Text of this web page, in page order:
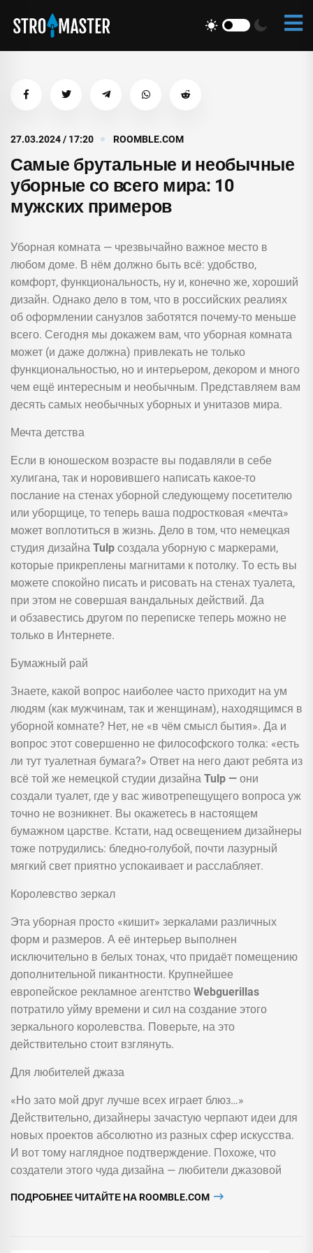
27.03.2024 / 17:20 ROOMBLE.COM
Самые брутальные и необычные
уборные со всего мира: 10
мужских примеров
Уборная комната — чрезвычайно важное место в
любом доме. В нём должно быть всё: удобство,
комфорт, функциональность, ну и, конечно же, хороший
дизайн. Однако дело в том, что в российских реалиях
об оформлении санузлов заботятся почему-то меньше
всего. Сегодня мы докажем вам, что уборная комната
может (и даже должна) привлекать не только
функциональностью, но и интерьером, декором и много
чем ещё интересным и необычным. Представляем вам
десять самых необычных уборных и унитазов мира.
Мечта детства
Если в юношеском возрасте вы подавляли в себе
хулигана, так и норовившего написать какое-то
послание на стенах уборной следующему посетителю
или уборщице, то теперь ваша подростковая «мечта»
может воплотиться в жизнь. Дело в том, что немецкая
студия дизайна Tulp создала уборную с маркерами,
которые прикреплены магнитами к потолку. То есть вы
можете спокойно писать и рисовать на стенах туалета,
при этом не совершая вандальных действий. Да
и обзавестись другом по переписке теперь можно не
только в Интернете.
Бумажный рай
Знаете, какой вопрос наиболее часто приходит на ум
людям (как мужчинам, так и женщинам), находящимся в
уборной комнате? Нет, не «в чём смысл бытия». Да и
вопрос этот совершенно не философского толка: «есть
ли тут туалетная бумага?» Ответ на него дают ребята из
всё той же немецкой студии дизайна Tulp — они
создали туалет, где у вас животрепещущего вопроса уж
точно не возникнет. Вы окажетесь в настоящем
бумажном царстве. Кстати, над освещением дизайнеры
тоже потрудились: бледно-голубой, почти лазурный
мягкий свет приятно успокаивает и расслабляет.
Королевство зеркал
Эта уборная просто «кишит» зеркалами различных
форм и размеров. А её интерьер выполнен
исключительно в белых тонах, что придаёт помещению
дополнительной пикантности. Крупнейшее
европейское рекламное агентство Webguerillas
потратило уйму времени и сил на создание этого
зеркального королевства. Поверьте, на это
действительно стоит взглянуть.
Для любителей джаза
«Но зато мой друг лучше всех играет блюз…»
Действительно, дизайнеры зачастую черпают идеи для
новых проектов абсолютно из разных сфер искусства.
И вот тому наглядное подтверждение. Похоже, что
создатели этого чуда дизайна — любители джазовой
ПОДРОБНЕЕ ЧИТАЙТЕ НА ROOMBLE.COM